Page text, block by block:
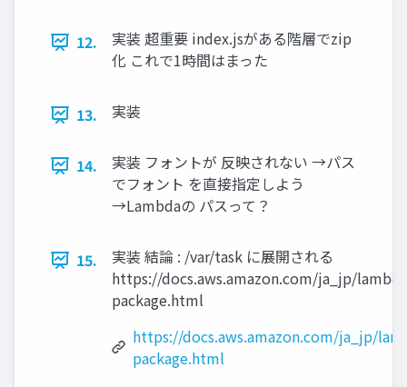
12.
実装 超重要 index.jsがある階層でzip
化 これで1時間はまった
13. 実装
14.
実装 フォントが 反映されない →パス
でフォント を直接指定しよう
→Lambdaの パスって？
15.
実装 結論 : /var/task に展開される
https://docs.aws.amazon.com/ja_jp/
package.html
https://docs.aws.amazon.com/ja_jp/
package.html